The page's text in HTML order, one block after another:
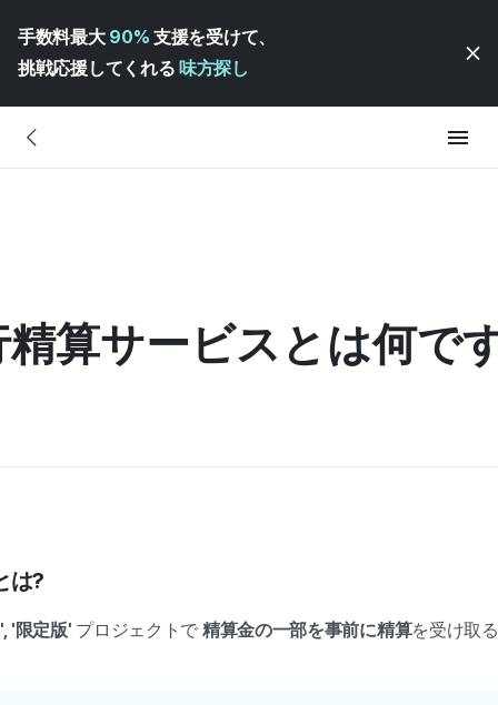
手数料最大 90% 支援を受けて、
挑戦応援してくれる 味方探し
算サービスとは何で
は?
'限定版' プロジェクトで 精算金の一部を事前に精算を受け取